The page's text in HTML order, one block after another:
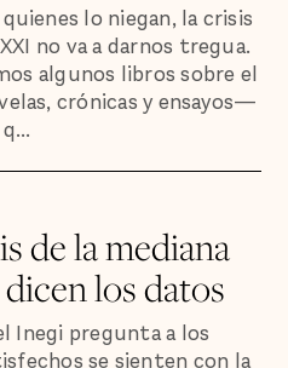
lo niegan, la crisis
no va a darnos tregua.
algunos libros sobre el
crónicas y ensayos—
q...
de la mediana
los datos
Inegi pregunta a los
se sienten con la